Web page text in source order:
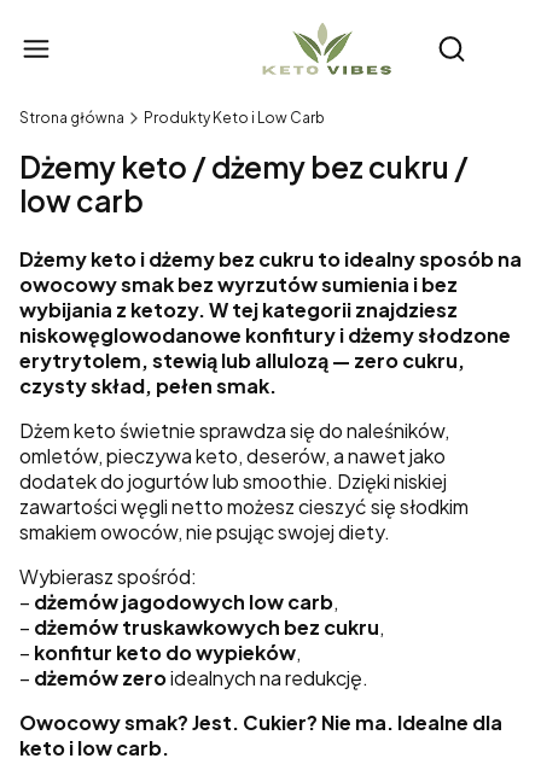
Otwórz
Strona główna Produkty Keto i Low Carb
Dżemy keto / dżemy bez cukru /
low carb
Dżemy keto i dżemy bez cukru to idealny sposób na
owocowy smak bez wyrzutów sumienia i bez
wybijania z ketozy. W tej kategorii znajdziesz
niskowęglowodanowe konfitury i dżemy słodzone
erytrytolem, stewią lub allulozą — zero cukru,
czysty skład, pełen smak.
Dżem keto świetnie sprawdza się do naleśników,
omletów, pieczywa keto, deserów, a nawet jako
dodatek do jogurtów lub smoothie. Dzięki niskiej
zawartości węgli netto możesz cieszyć się słodkim
smakiem owoców, nie psując swojej diety.
Wybierasz spośród:
– dżemów jagodowych low carb,
– dżemów truskawkowych bez cukru,
– konfitur keto do wypieków,
– dżemów zeroidealnych na redukcję.
Owocowy smak? Jest. Cukier? Nie ma. Idealne dla
keto i low carb.